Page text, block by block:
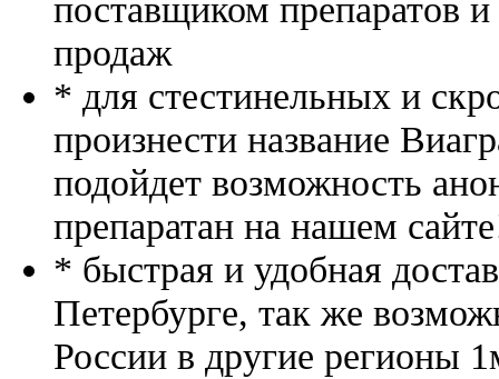
поставщиком препаратов
продаж
* для стестинельных и
произнести название
подойдет возможность
препаратан на нашем
* быстрая и удобная
Петербурге, так же
России в другие регионы